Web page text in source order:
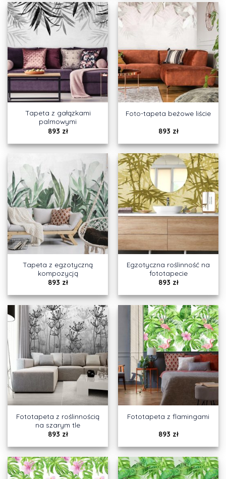
Tapeta z gałązkami
palmowymi
893 zł
Foto-tapeta beżowe liście
893 zł
Tapeta z egzotyczną
kompozycją
893 zł
Egzotyczna roślinność na
fototapecie
893 zł
Fototapeta z roślinnością
na szarym tle
893 zł
Fototapeta z flamingami
893 zł